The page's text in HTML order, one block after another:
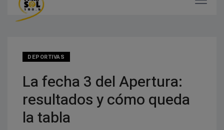
DEPORTIVAS
La fecha 3 del Apertura:
resultados y cómo queda
la tabla